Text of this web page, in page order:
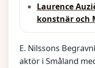
Laurence
konstnär och
E. Nilssons
aktör i Småland